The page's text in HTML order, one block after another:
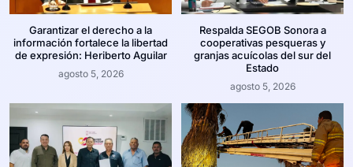
Garantizar el derecho a la
información fortalece la libertad
de expresión: Heriberto Aguilar
agosto 5, 2026
Respalda SEGOB Sonora a
cooperativas pesqueras y
granjas acuícolas del sur del
Estado
agosto 5, 2026